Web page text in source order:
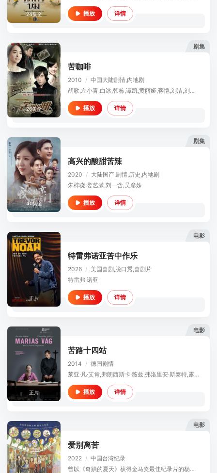
24集全 播放 详情
剧集
28集全
苦咖啡
2010 / 中国大陆剧情,内地剧
胡歌,左小青,白冰,韩栋,谭凯,黄丽娅,蒋恺,刘洁,刘佳,苗皓钧,娄淇
播放 详情
剧集
40集全
高兴的酸甜苦辣
2020 / 大陆国产,剧情,历史,内地剧
朱梓骁,娄艺潇,刘一含,吴彦姝
播放 详情
电影
正片
特雷弗诺亚苦中作乐
2026 / 美国喜剧,脱口秀,喜剧片
特雷弗·诺亚
播放 详情
电影
正片
苦路十四站
2014 / 德国剧情
莱亚·凡·艾肯,弗朗西斯卡·薇兹,弗洛里安·斯泰特,露西·阿伦,安娜·布鲁格曼,Michael,Kamp,Moritz,Knapp,Birge,Schade,斯文·泰迪肯,汉斯·齐施勒
播放 详情
电影
爱别离苦
2022 / 中国台湾纪录
曾以《奇蹟的夏天》获得金马奖最佳纪录片的杨力州，在《爱别离苦》将镜头转向一条在地图上找不到的「菱潭街」，这条巷弄藏着在地復甦的特色小店，小店内也各藏有私密心事：有背负家族而支离破碎的妇女；独立书店的女